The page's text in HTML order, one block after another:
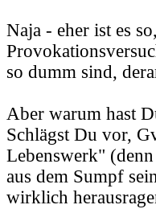
Naja - eher ist es
so dumm sind,
Aber warum hast
Schlägst Du vor,
Lebenswerk"
aus dem Sumpf
wirklich